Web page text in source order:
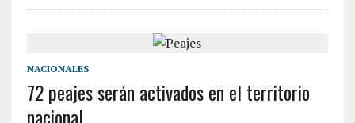
NACIONALES
72 peajes serán activados en el territorio
nacional